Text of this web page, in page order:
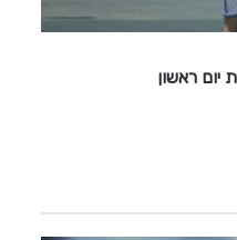
יום ראשון